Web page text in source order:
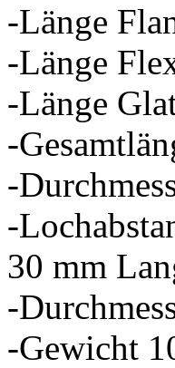
-Länge
-Länge
-Länge
-
-
-
30 mm
-
-Gewicht